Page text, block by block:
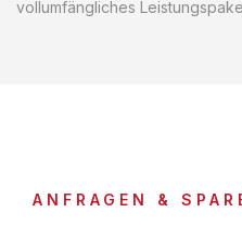
vollumfängliches
ANFRAGEN &